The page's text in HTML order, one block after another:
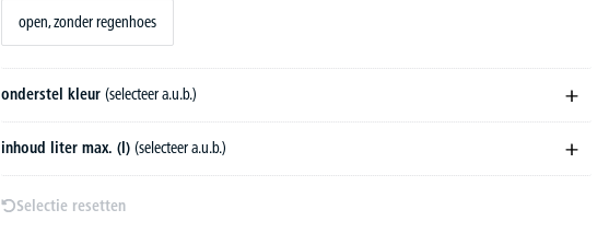
open, zonder regenhoes
onderstel kleur (selecteer a.u.b.)
inhoud liter max. (l) (selecteer a.u.b.)
Selectie resetten